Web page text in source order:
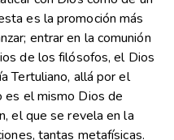
es la promoción más
entrar en la comunión
de los filósofos, el Dios
Tertuliano, allá por el
es el mismo Dios de
el que se revela en la
tantas metafísicas.